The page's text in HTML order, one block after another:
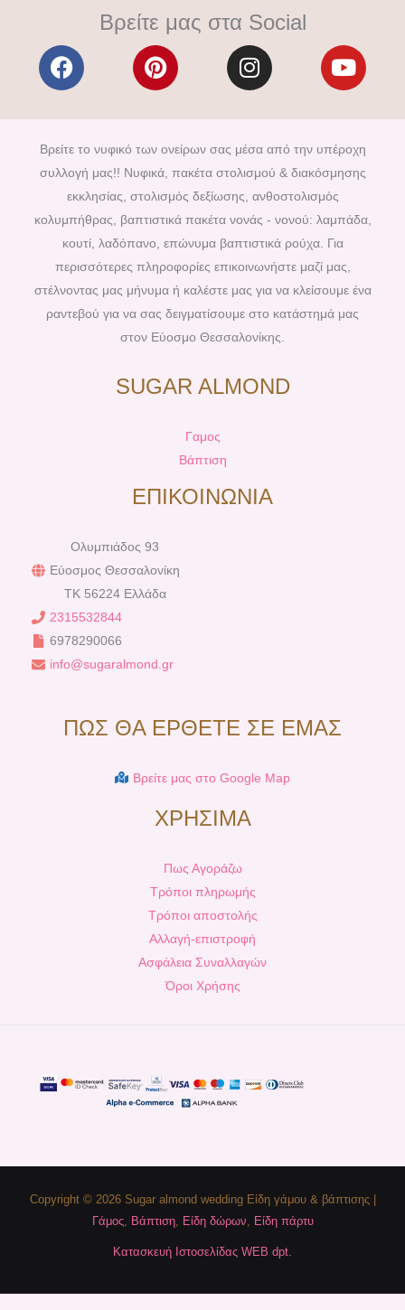
Βρείτε μας στα Social
F
a
e
b
o
o
k
P
i
t
e
r
e
s
t
I
n
t
a
g
r
a
m
Y
o
t
u
b
Βρείτε το νυφικό των ονείρων σας μέσα από την υπέροχη
συλλογή μας!! Νυφικά, πακέτα στολισμού & διακόσμησης
εκκλησίας, στολισμός δεξίωσης, ανθοστολισμός
κολυμπήθρας, βαπτιστικά πακέτα νονάς - νονού: λαμπάδα,
κουτί, λαδόπανο, επώνυμα βαπτιστικά ρούχα. Για
περισσότερες πληροφορίες επικοινωνήστε μαζί μας,
στέλνοντας μας μήνυμα ή καλέστε μας για να κλείσουμε ένα
ραντεβού για να σας δειγματίσουμε στο κατάστημά μας
στον Εύοσμο Θεσσαλονίκης.
SUGAR ALMOND
Γαμος
Βάπτιση
ΕΠΙΚΟΙΝΩΝΙΑ
Ολυμπιάδος 93
Εύοσμος Θεσσαλονίκη
TK 56224 Ελλάδα
2315532844
6978290066
info@sugaralmond.gr
ΠΩΣ ΘΑ ΕΡΘΕΤΕ ΣΕ ΕΜΑΣ
Βρείτε μας στο Google Map
ΧΡΗΣΙΜΑ
Πως Αγοράζω
Τρόποι πληρωμής
Τρόποι αποστολής
Αλλαγή-επιστροφή
Ασφάλεια Συναλλαγών
Όροι Χρήσης
Copyright © 2026 Sugar almond wedding Είδη γάμου & βάπτισης |
Γάμος, Βάπτιση, Είδη δώρων, Είδη πάρτυ
Κατασκευή Ιστοσελίδας WEB dpt.